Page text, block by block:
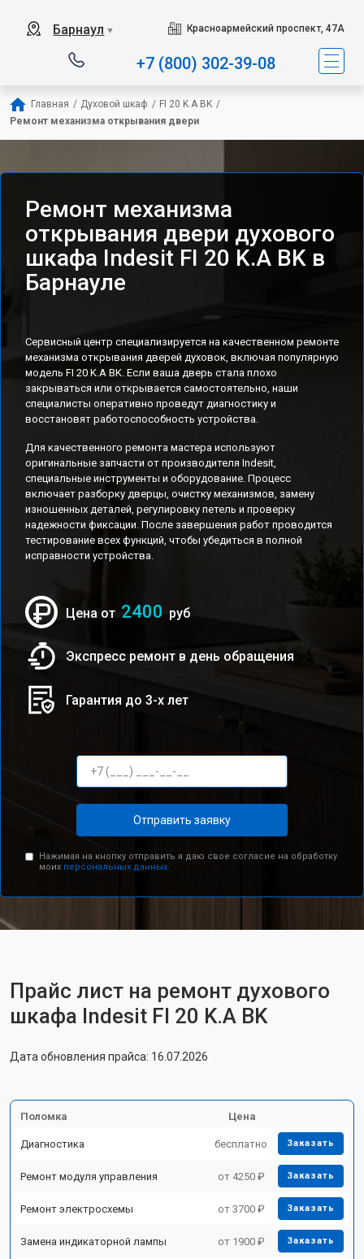
Барнаул ▼ Красноармейский проспект, 47А
+7 (800) 302-39-08
Главная / Духовой шкаф / FI 20 K.A BK /
Ремонт механизма открывания двери
Ремонт механизма
открывания двери духового
шкафа Indesit FI 20 K.A BK в
Барнауле
Сервисный центр специализируется на качественном ремонте
механизма открывания дверей духовок, включая популярную
модель FI 20 K.A BK. Если ваша дверь стала плохо
закрываться или открывается самостоятельно, наши
специалисты оперативно проведут диагностику и
восстановят работоспособность устройства.
Для качественного ремонта мастера используют
оригинальные запчасти от производителя Indesit,
специальные инструменты и оборудование. Процесс
включает разборку дверцы, очистку механизмов, замену
изношенных деталей, регулировку петель и проверку
надежности фиксации. После завершения работ проводится
тестирование всех функций, чтобы убедиться в полной
исправности устройства.
Цена от 2400 руб
Экспресс ремонт в день обращения
Гарантия до 3-х лет
Отправить заявку
Нажимая на кнопку отправить я даю свое согласие на обработку
моих персональных данных.
Прайс лист на ремонт духового
шкафа Indesit FI 20 K.A BK
Дата обновления прайса: 16.07.2026
Поломка Цена
Диагностика бесплатно Заказать
Ремонт модуля управления от 4250 ₽ Заказать
Ремонт электросхемы от 3700 ₽ Заказать
Замена индикаторной лампы от 1900 ₽ Заказать